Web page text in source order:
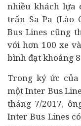
nhiều khách lựa
trấn Sa Pa (Lào
Bus Lines cũng
với hơn 100 xe
bình đạt khoảng
Trong ký ức của
một Inter Bus
tháng 7/2017,
Inter Bus Lines